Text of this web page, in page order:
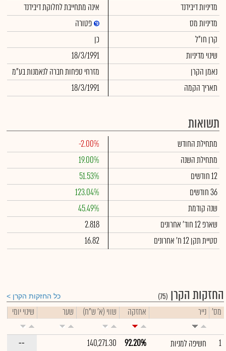
מדיניות דיבידנד
אינה מתחייבת לחלוקת דיבידנד
מדיניות מס
פטורה
קרן חו"ל
כן
שינוי מדיניות
18/3/1991
נאמן הקרן
מזרחי טפחות חברה לנאמנות בע"מ
תאריך הקמה
18/3/1991
תשואות
מתחילת החודש
-2.00%
מתחילת השנה
19.00%
12 חודשים
51.53%
36 חודשים
123.04%
שנה קודמת
45.49%
שארפ 12 חוד' אחרונים
2.818
סטיית תקן 12 ח' אחרונים
16.82
החזקות הקרן (75) כל החזקות הקרן
מס' נייר אחזקה שווי (א' ש"ח) שער שינוי יומי
1 חשיפה למניות 92.20%
140,271.30
--